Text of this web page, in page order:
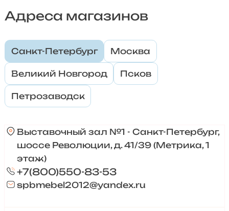
Адреса магазинов
Санкт-Петербург Москва
Великий Новгород Псков
Петрозаводск
Выставочный зал №1 - Санкт-Петербург,
шоссе Революции, д. 41/39 (Метрика, 1
этаж)
+7(800)550-83-53
spbmebel2012@yandex.ru